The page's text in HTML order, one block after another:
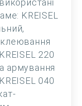
KREISEL
220
армування
040